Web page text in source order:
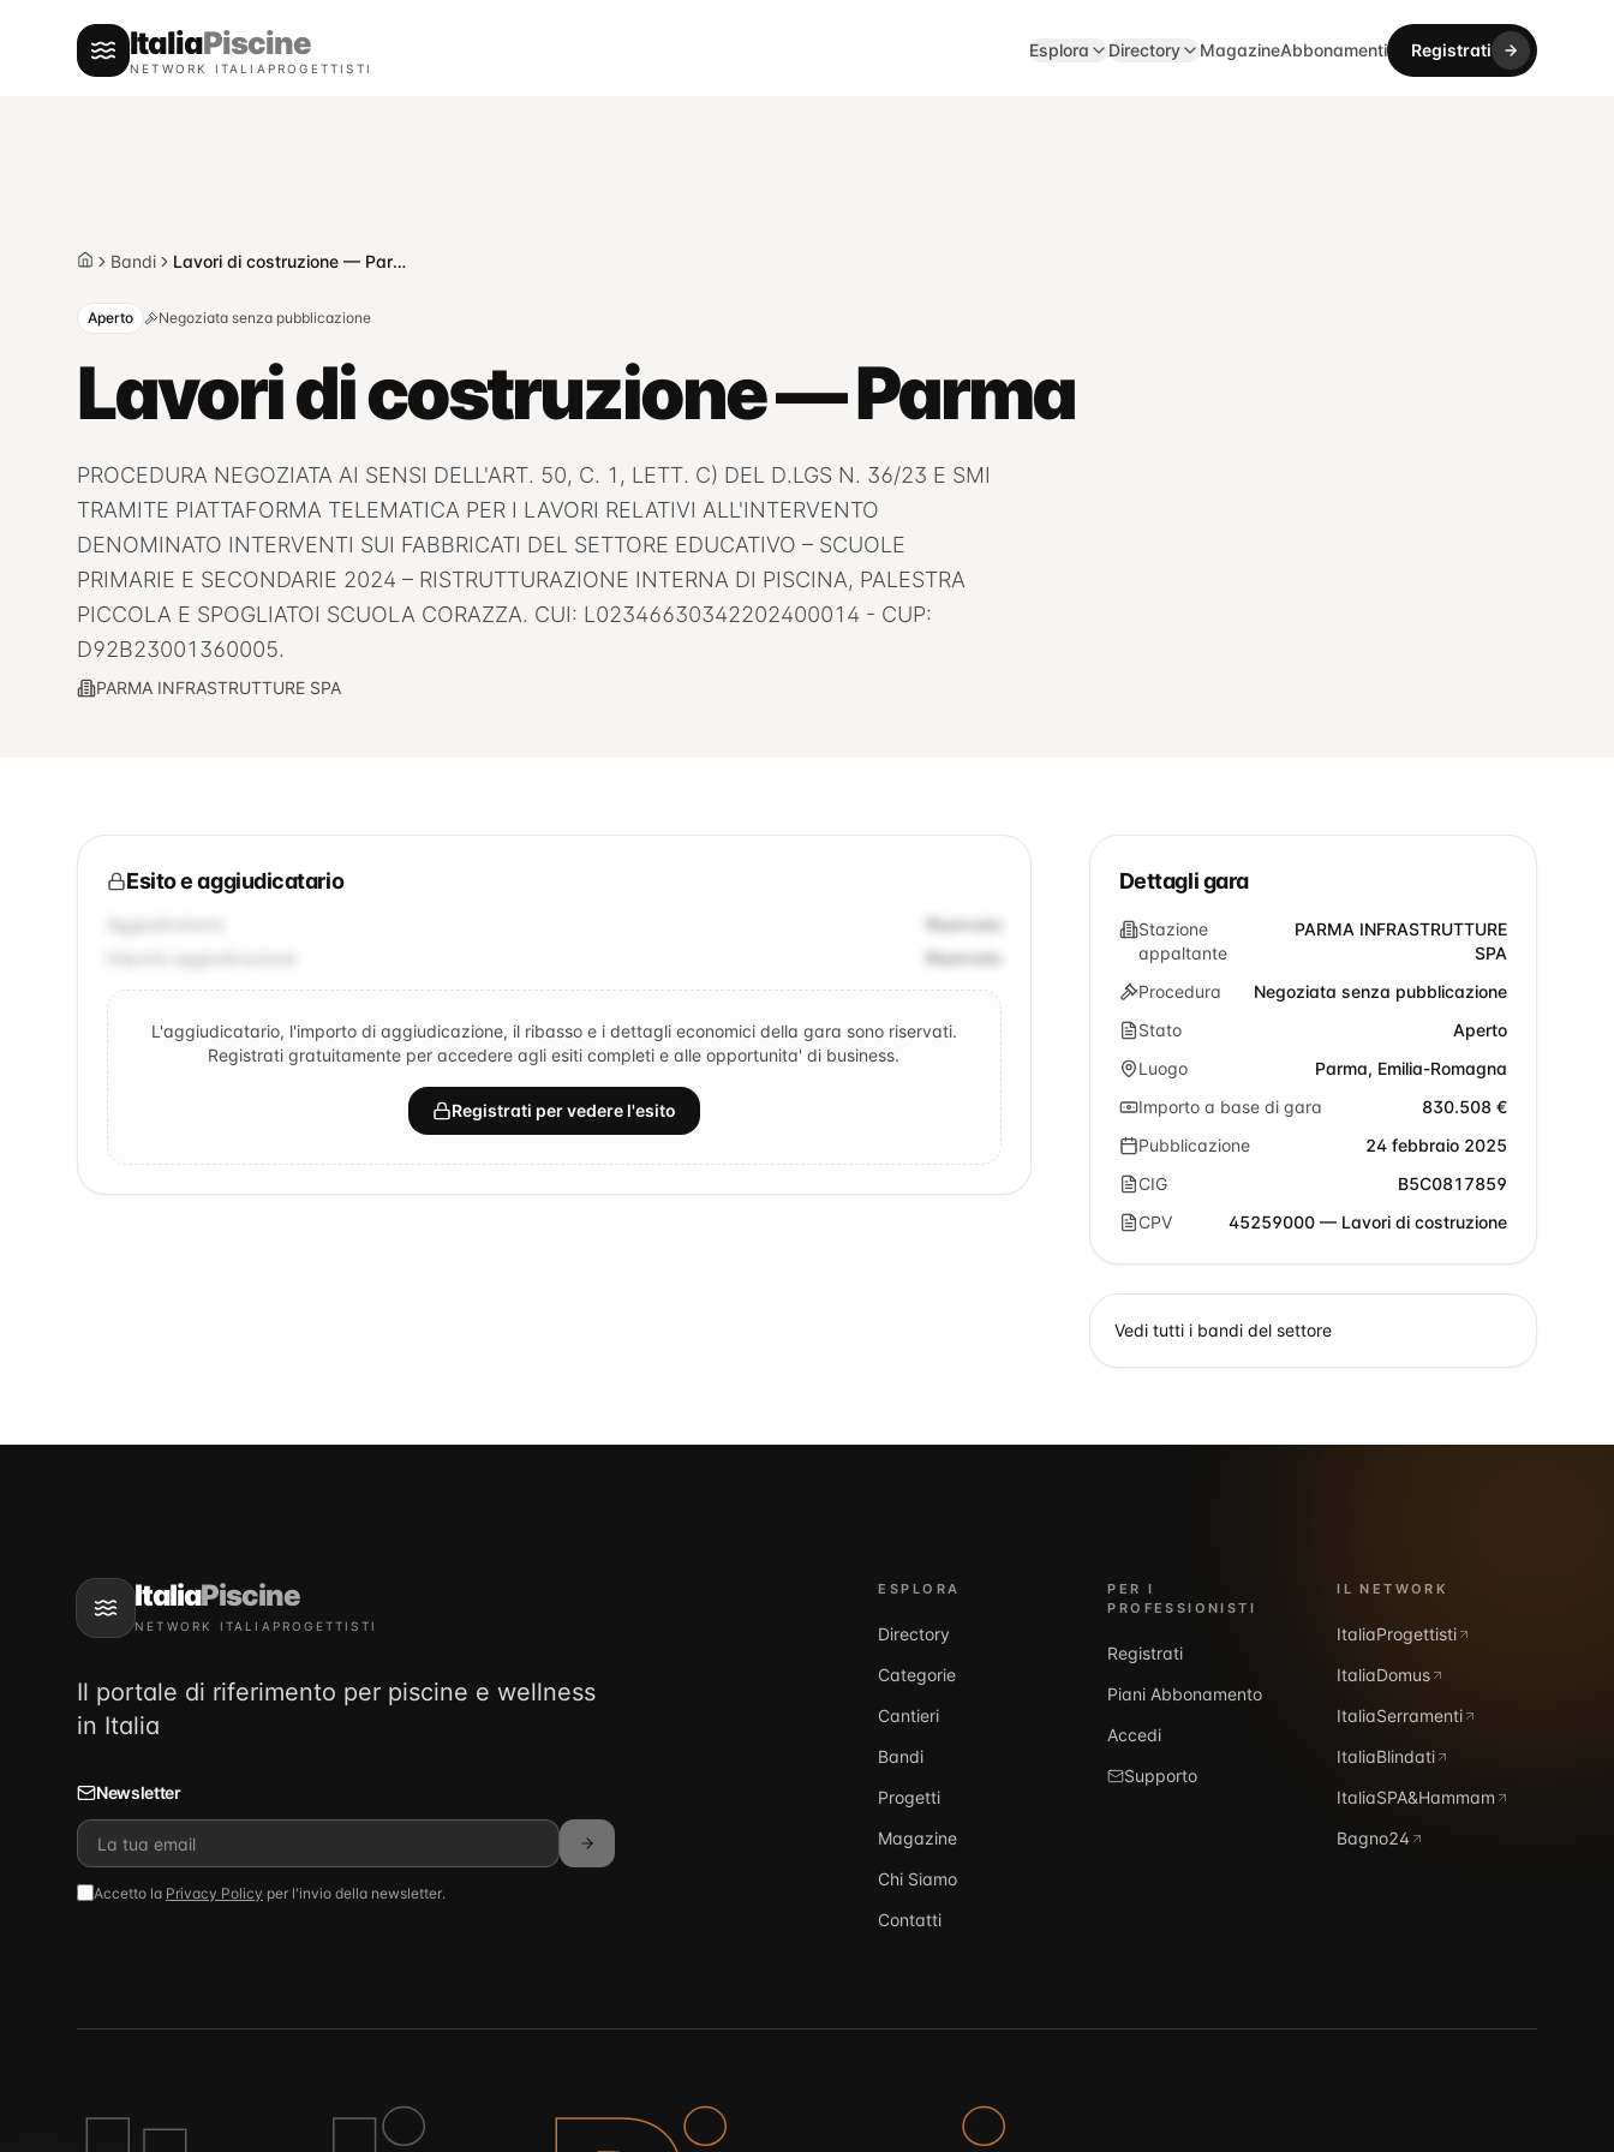
ItaliaPiscine
NETWORK ITALIAPROGETTISTI
Esplora Directory MagazineAbbonamenti Registrati
HomeBandi Lavori di costruzione — Parma
Aperto Negoziata senza pubblicazione
Lavori di costruzione — Parma
PROCEDURA NEGOZIATA AI SENSI DELL'ART. 50, C. 1, LETT. C) DEL D.LGS N. 36/23 E SMI
TRAMITE PIATTAFORMA TELEMATICA PER I LAVORI RELATIVI ALL'INTERVENTO
DENOMINATO INTERVENTI SUI FABBRICATI DEL SETTORE EDUCATIVO – SCUOLE
PRIMARIE E SECONDARIE 2024 – RISTRUTTURAZIONE INTERNA DI PISCINA, PALESTRA
PICCOLA E SPOGLIATOI SCUOLA CORAZZA. CUI: L02346630342202400014 - CUP:
D92B23001360005.
PARMA INFRASTRUTTURE SPA
Esito e aggiudicatario
Riservato
Riservato
L'aggiudicatario, l'importo di aggiudicazione, il ribasso e i dettagli economici della gara sono riservati.
Registrati gratuitamente per accedere agli esiti completi e alle opportunita' di business.
Registrati per vedere l'esito
Dettagli gara
Stazione
appaltante
PARMA INFRASTRUTTURE
SPA
Procedura
Negoziata senza pubblicazione
Stato
Aperto
Luogo
Parma, Emilia-Romagna
Importo a base di gara
830.508 €
Pubblicazione
24 febbraio 2025
CIG
B5C0817859
CPV
45259000 — Lavori di costruzione
Vedi tutti i bandi del settore
ItaliaPiscine
NETWORK ITALIAPROGETTISTI
Il portale di riferimento per piscine e wellness
in Italia
Newsletter
Accetto la Privacy Policy per l'invio della newsletter.
ESPLORA
Directory
Categorie
Cantieri
Bandi
Progetti
Magazine
Chi Siamo
Contatti
PER I
PROFESSIONISTI
Registrati
Piani Abbonamento
Accedi
Supporto
IL NETWORK
ItaliaProgettisti
ItaliaDomus
ItaliaSerramenti
ItaliaBlindati
ItaliaSPA&Hammam
Bagno24